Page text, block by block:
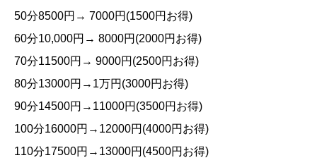
50分8500円→ 7000円(1500円お得)
60分10,000円→ 8000円(2000円お得)
70分11500円→ 9000円(2500円お得)
80分13000円→1万円(3000円お得)
90分14500円→11000円(3500円お得)
100分16000円→12000円(4000円お得)
110分17500円→13000円(4500円お得)